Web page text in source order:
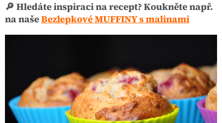
🔎 Hledáte inspiraci na recept? Koukněte např.
na našeBezlepkové MUFFINY s malinami